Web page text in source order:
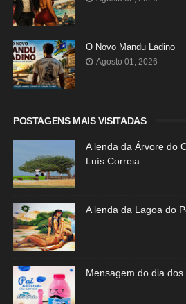
O Novo Mandu Ladino
Agosto 01, 2026
POSTAGENS MAIS VISITADAS
A lenda da Árvore do
Luís Correia
A lenda da Lagoa do
Mensagem do dia